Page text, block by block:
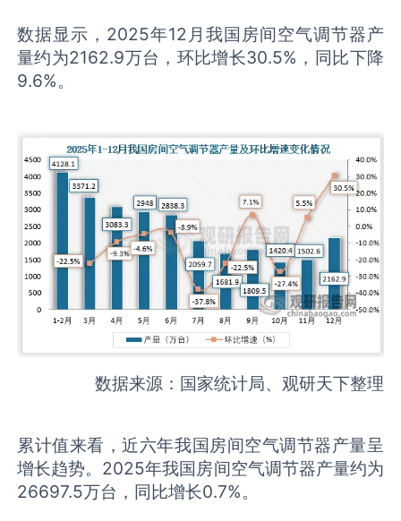
数据显示，2025年12月我国房间空气调节器产
量约为2162.9万台，环比增长30.5%，同比下降
9.6%。
数据来源：国家统计局、观研天下整理
累计值来看，近六年我国房间空气调节器产量呈
增长趋势。2025年我国房间空气调节器产量约为
26697.5万台，同比增长0.7%。